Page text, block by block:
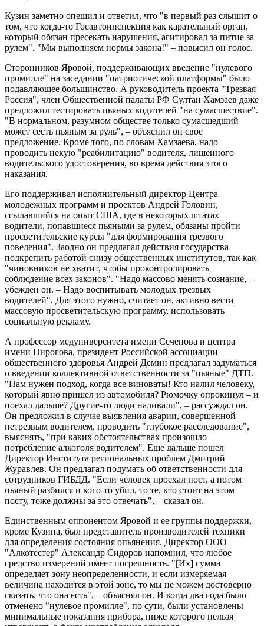
Кузин заметно опешил и ответил, что "в первый раз слышит о
том, что когда-то Госавтоинспекция как карательный орган,
который обязан пресекать нарушения, агитировал за питие за
рулем". "Мы выполняем нормы закона!" – повысил он голос.
Сторонников Яровой, поддерживающих введение "нулевого
промилле" на заседании "патриотической платформы" было
подавляющее большинство. А руководитель проекта "Трезвая
Россия", член Общественной палаты РФ Султан Хамзаев даже
предложил тестировать пьяных водителей "на сумасшествие".
"В нормальном, разумном обществе только сумасшедший
может сесть пьяным за руль", – объяснил он свое
предложение. Кроме того, по словам Хамзаева, надо
проводить некую "реабилитацию" водителя, лишенного
водительского удостоверения, во время действия этого
наказания.
Его поддерживал исполнительный директор Центра
молодежных программ и проектов Андрей Головин,
ссылавшийся на опыт США, где в некоторых штатах
водители, попавшиеся пьяными за рулем, обязаны пройти
просветительские курсы "для формирования трезвого
поведения". Заодно он предлагал действия государства
подкрепить работой снизу общественных институтов, так как
"чиновников не хватит, чтобы проконтролировать
соблюдение всех законов". "Надо массово менять сознание, –
убежден он. – Надо воспитывать молодых трезвых
водителей". Для этого нужно, считает он, активно вести
массовую просветительскую программу, использовать
социальную рекламу.
А профессор медуниверситета имени Сеченова и центра
имени Пирогова, президент Российской ассоциации
общественного здоровья Андрей Демин предлагал задуматься
о введении коллективной ответственности за "пьяные" ДТП.
"Нам нужен подход, когда все виноваты! Кто налил человеку,
который явно пришел из автомобиля? Рюмочку опрокинул – и
поехал дальше? Другие-то люди наливали", – рассуждал он.
Он предложил в случае выявления аварии, совершенной
нетрезвым водителем, проводить "глубокое расследование",
выяснять, "при каких обстоятельствах произошло
потребление алкоголя водителем". Еще дальше пошел
Директор Института региональных проблем Дмитрий
Журавлев. Он предлагал подумать об ответственности для
сотрудников ГИБДД. "Если человек проехал пост, а потом
пьяный разбился и кого-то убил, то те, кто стоит на этом
посту, тоже должны за это отвечать", – сказал он.
Единственным оппонентом Яровой и ее группы поддержки,
кроме Кузина, был представитель производителей техники
для определения состояния опьянения. ​Директор ООО
"Алкотестер" Александр Сидоров напомнил, что любое
средство измерений имеет погрешность. "[Их] сумма
определяет зону неопределенности, и если измеряемая
величина находится в этой зоне, то мы не можем достоверно
сказать, что она есть", – объяснял он. И когда два года было
отменено "нулевое промилле", по сути, были установлены
минимальные показания прибора, ниже которого нельзя